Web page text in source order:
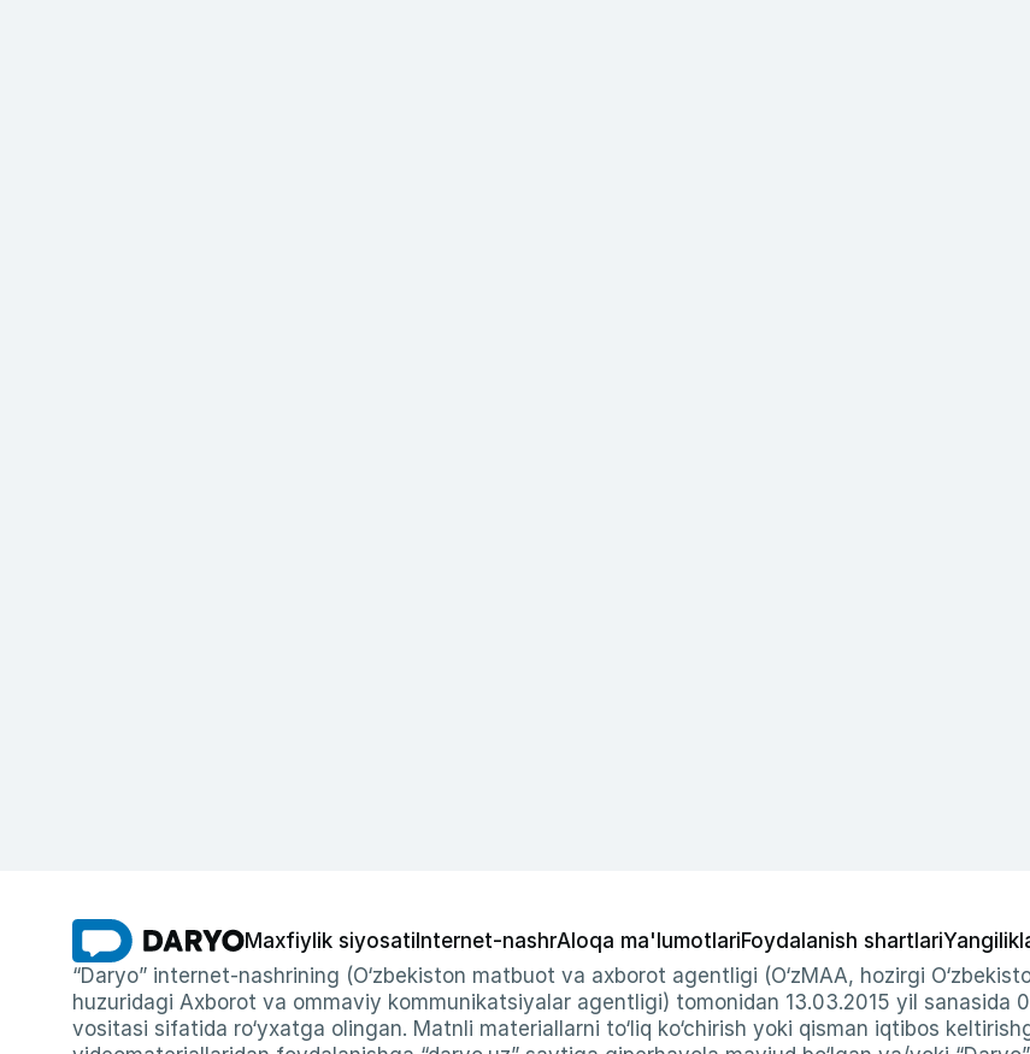
Maxfiylik siyosati Internet-nashrAloqa ma'lumotlariFoydalanish shartlari
“Daryo” internet-nashrining (O‘zbekiston matbuot va axborot agentligi (O‘zMAA, hozirgi
huzuridagi Axborot va ommaviy kommunikatsiyalar agentligi) tomonidan 13.03.2015 yil
vositasi sifatida ro‘yxatga olingan. Matnli materiallarni to‘liq ko‘chirish yoki qisman iqtibos